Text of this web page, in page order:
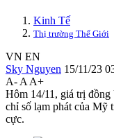
Kinh Tế
Thị trường Thế Giới
VN EN
Sky Nguyen 15/11/23
A- A A+
Hôm 14/11, giá trị đồng
chỉ số lạm phát của Mỹ
cực.